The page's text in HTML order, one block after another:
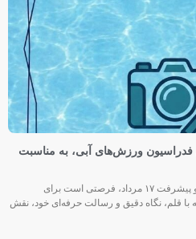
ورزش‌های آبی، به مناسبت
خبرنگاران؛ راویان آب، روایتگران تلاش و پیشرفت ۱۷ مرداد، فرصتی است برای
با قلم، نگاه دقیق و رسالت حرفه‌ای خود، نقش